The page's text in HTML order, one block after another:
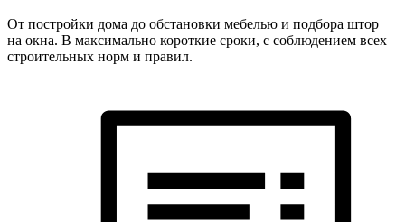
От постройки дома до обстановки мебелью и подбора штор
на окна. В максимально короткие сроки, с соблюдением всех
строительных норм и правил.